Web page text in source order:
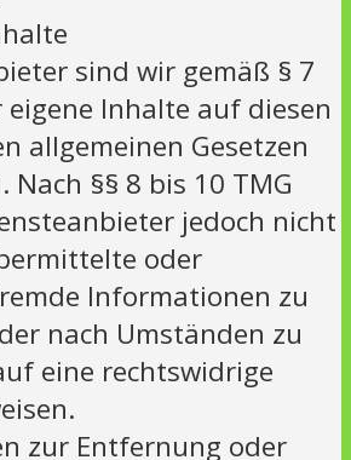
sind wir gemäß § 7
eigene Inhalte auf diesen
allgemeinen Gesetzen
§§ 8 bis 10 TMG
jedoch nicht
oder
Informationen zu
nach Umständen zu
eine rechtswidrige
zur Entfernung oder